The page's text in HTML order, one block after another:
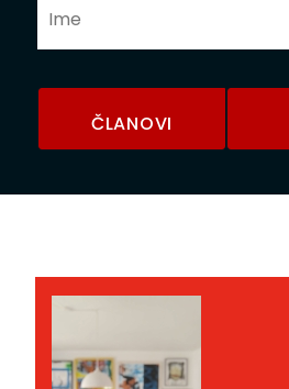
ČLANOVI